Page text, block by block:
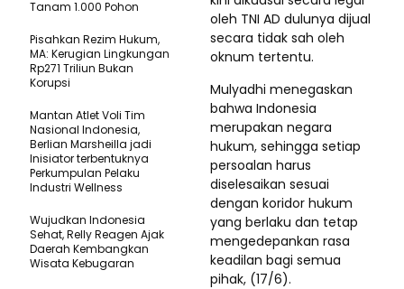
oleh TNI AD dulunya dijual
secara tidak sah oleh
oknum tertentu.
Mulyadhi menegaskan
bahwa Indonesia
merupakan negara
hukum, sehingga setiap
persoalan harus
diselesaikan sesuai
dengan koridor hukum
yang berlaku dan tetap
mengedepankan rasa
keadilan bagi semua
pihak, (17/6).
Tanam 1.000 Pohon
Pisahkan Rezim Hukum,
MA: Kerugian Lingkungan
Rp271 Triliun Bukan
Korupsi
Mantan Atlet Voli Tim
Nasional Indonesia,
Berlian Marsheilla jadi
Inisiator terbentuknya
Perkumpulan Pelaku
Industri Wellness
Wujudkan Indonesia
Sehat, Relly Reagen Ajak
Daerah Kembangkan
Wisata Kebugaran